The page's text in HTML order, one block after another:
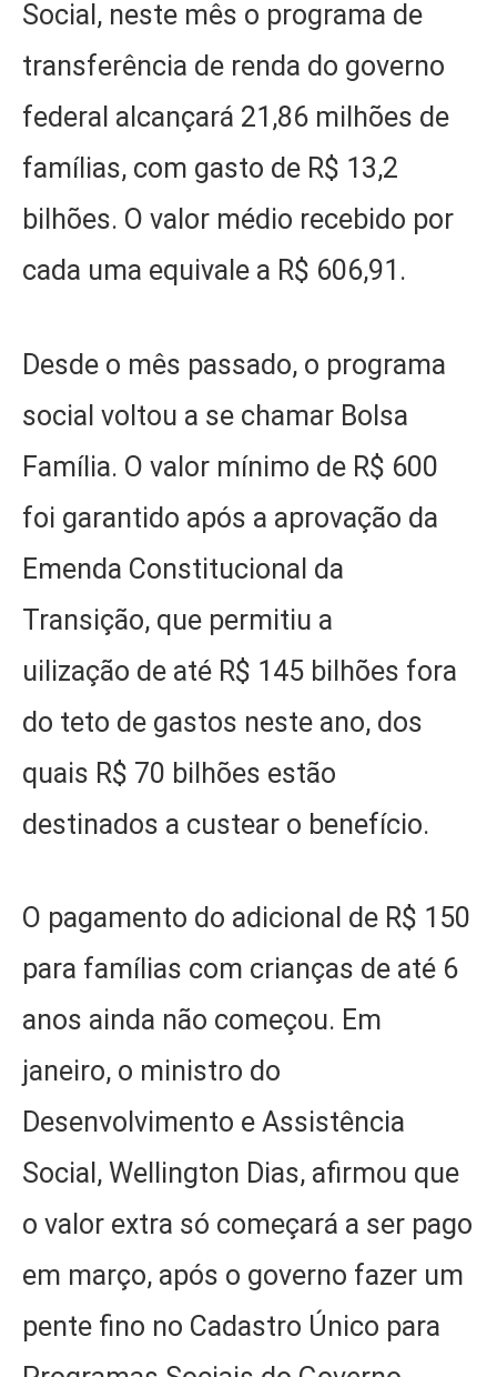
Social, neste mês o programa de
transferência de renda do governo
federal alcançará 21,86 milhões de
famílias, com gasto de R$ 13,2
bilhões. O valor médio recebido por
cada uma equivale a R$ 606,91.
Desde o mês passado, o programa
social voltou a se chamar Bolsa
Família. O valor mínimo de R$ 600
foi garantido após a aprovação da
Emenda Constitucional da
Transição, que permitiu a
uilização de até R$ 145 bilhões fora
do teto de gastos neste ano, dos
quais R$ 70 bilhões estão
destinados a custear o benefício.
O pagamento do adicional de R$ 150
para famílias com crianças de até 6
anos ainda não começou. Em
janeiro, o ministro do
Desenvolvimento e Assistência
Social, Wellington Dias, afirmou que
o valor extra só começará a ser pago
em março, após o governo fazer um
pente fino no Cadastro Único para